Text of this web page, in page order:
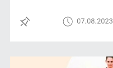
07.08.2023